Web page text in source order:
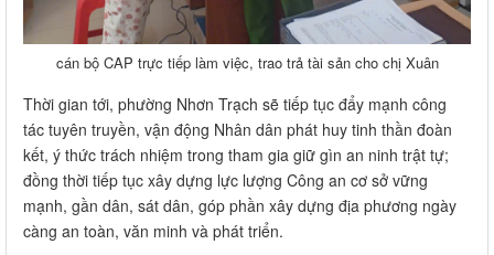
cán bộ CAP trực tiếp làm việc, trao trả tài sản cho chị Xuân
Thời gian tới, phường Nhơn Trạch sẽ tiếp tục đẩy mạnh công
tác tuyên truyền, vận động Nhân dân phát huy tinh thần đoàn
kết, ý thức trách nhiệm trong tham gia giữ gìn an ninh trật tự;
đồng thời tiếp tục xây dựng lực lượng Công an cơ sở vững
mạnh, gần dân, sát dân, góp phần xây dựng địa phương ngày
càng an toàn, văn minh và phát triển.